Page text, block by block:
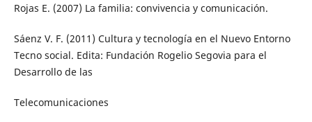
Rojas E. (2007) La familia: convivencia y comunicación.
Sáenz V. F. (2011) Cultura y tecnología en el Nuevo Entorno
Tecno social. Edita: Fundación Rogelio Segovia para el
Desarrollo de las
Telecomunicaciones